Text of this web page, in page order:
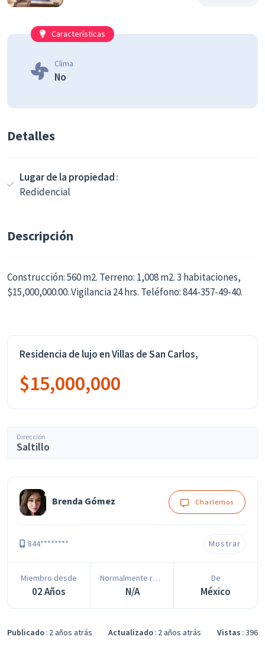
Características
Clima
No
Detalles
Lugar de la propiedad
Redidencial
Descripción
Construcción: 560 m2. Terreno: 1,008 m2. 3 habitaciones,
$15,000,000.00. Vigilancia 24 hrs. Teléfono: 844-357-49-40.
Residencia de lujo en Villas de San Carlos,
$15,000,000
Dirección
Saltillo
Brenda Gómez Charlemos
844******** Mostrar
Miembro desde
02 Años
Normalmente responde en
N/A
De
México
Publicado 2 años atrás Actualizado 2 años atrás Vistas 396